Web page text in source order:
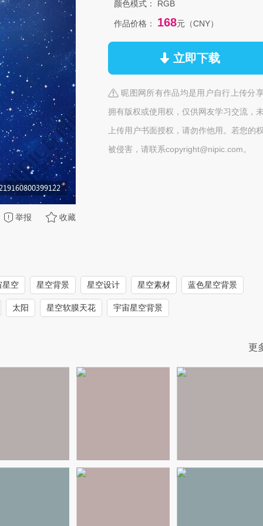
举报 收藏
颜色模式： RGB
作品价格： 168元（CNY）
立即下载
昵图网所有作品均是用户自行上传分
拥有版权或使用权，仅供网友学习交流，
上传用户书面授权，请勿作他用。若您的
被侵害，请联系copyright@nipic.com。
星空 星空背景 星空设计 星空素材 蓝色星空背景
太阳 星空软膜天花 宇宙星空背景
更